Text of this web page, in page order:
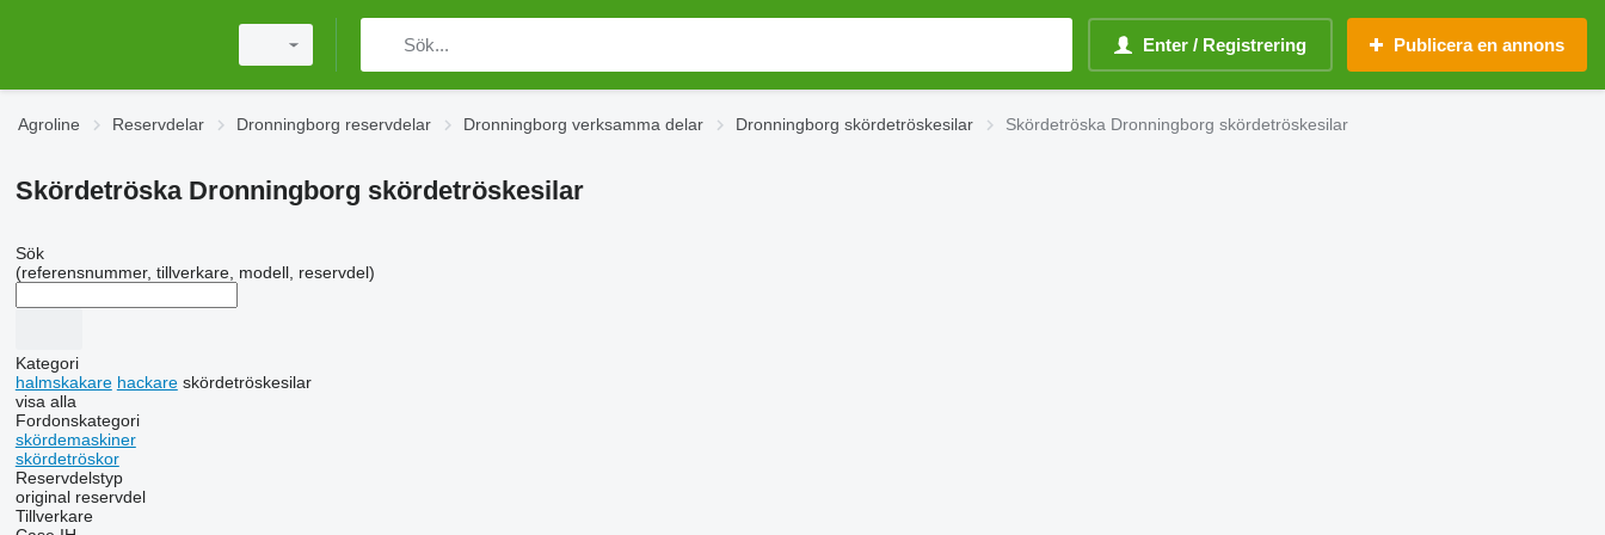
Enter / Registrering Publicera en annons
Agroline Reservdelar Dronningborg reservdelar Dronningborg verksamma delar Dronningborg skördetröskesilar Skördetröska Dronningborg skördetröskesilar
Skördetröska Dronningborg skördetröskesilar
Sök
(referensnummer, tillverkare, modell, reservdel)
Kategori
halmskakare hackare skördetröskesilar
visa alla
Fordonskategori
skördemaskiner
skördetröskor
Reservdelstyp
original reservdel
Tillverkare